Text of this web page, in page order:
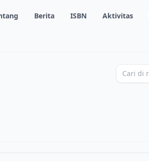
Berita ISBN Aktivitas